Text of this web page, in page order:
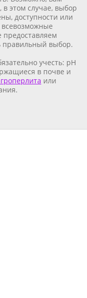
в этом случае, выбор
доступности или
предоставляем
правильный выбор.
учесть: pH
в почве и
или